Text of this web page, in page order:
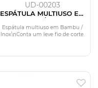
UD-00203
ESPÁTULA MULTIUSO EM
BAMBU / INOX -
13,5X11,5CM
Espátula multiuso em Bambu /
Inox.\nConta um leve fio de corte.